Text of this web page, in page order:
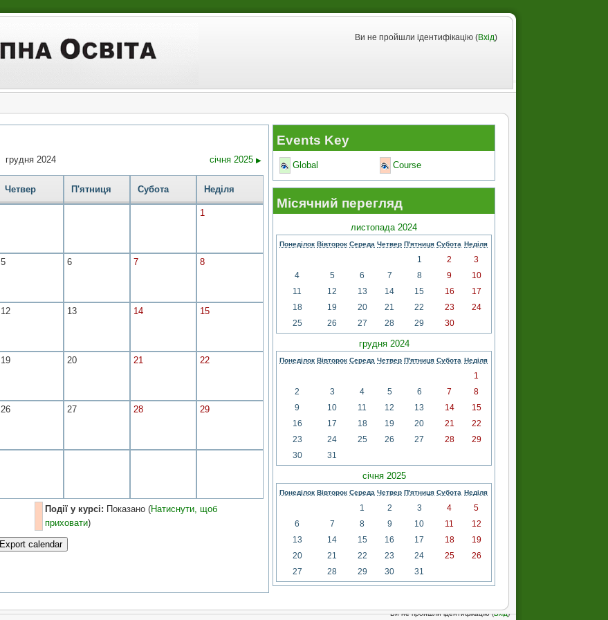
Ви не пройшли ідентифікацію (Вхід)
грудня 2024 січня 2025 ▶
Четвер П'ятниця Субота Неділя
1
5 6 7 8
12 13 14 15
19 20 21 22
26 27 28 29
Події у курсі: Показано (Натиснути, щоб
приховати)
Events Key
Global Course
Місячний перегляд
листопада 2024
Понеділок Вівторок Середа Четвер П'ятниця Субота Неділя
1 2
3
4
5 6 7 8 9
10
11
12 13 14 15 16
17
18
19 20 21 22 23
24
25
26 27 28 29 30
грудня 2024
Понеділок Вівторок Середа Четвер П'ятниця Субота Неділя
1
2
3 4 5 6 7
8
9
10 11 12 13 14
15
16
17 18 19 20 21
22
23
24 25 26 27 28
29
30
31
січня 2025
Понеділок Вівторок Середа Четвер П'ятниця Субота Неділя
1 2 3 4
5
6
7 8 9 10 11
12
13
14 15 16 17 18
19
20
21 22 23 24 25
26
27
28 29 30 31
Ви не пройшли ідентифікацію (Вхід)